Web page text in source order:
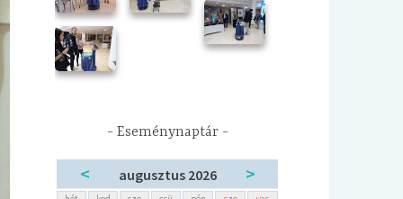
Eseménynaptár
< augusztus 2026 >